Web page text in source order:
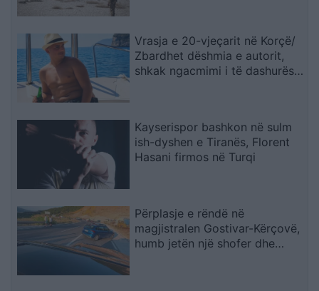
Vrasja e 20-vjeçarit në Korçë/
Zbardhet dëshmia e autorit,
shkak ngacmimi i të dashurës
Kayserispor bashkon në sulm
ish-dyshen e Tiranës, Florent
Hasani firmos në Turqi
Përplasje e rëndë në
magjistralen Gostivar-Kërçovë,
humb jetën një shofer dhe